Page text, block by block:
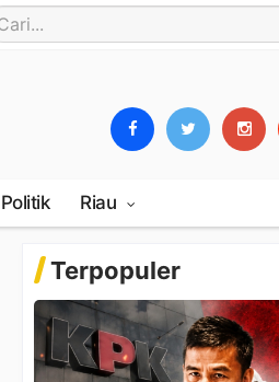
Politik Riau
Terpopuler